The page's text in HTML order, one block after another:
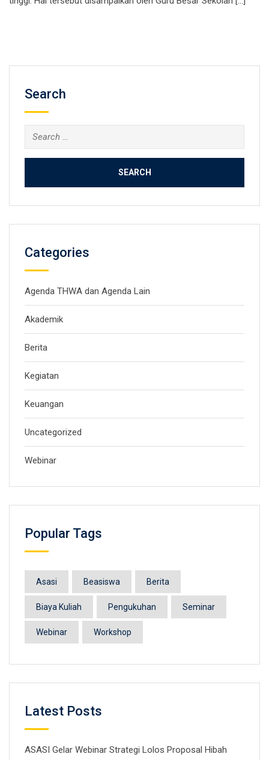
Search
Search
for:
Categories
Agenda THWA dan Agenda Lain
Akademik
Berita
Kegiatan
Keuangan
Uncategorized
Webinar
Popular Tags
Asasi Beasiswa Berita
Biaya Kuliah Pengukuhan Seminar
Webinar Workshop
Latest Posts
ASASI Gelar Webinar Strategi Lolos Proposal Hibah